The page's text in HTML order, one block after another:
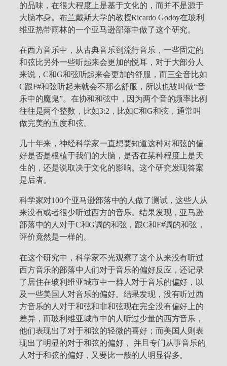
的品味，在很大程度上是基于文化的，而并不是源于
大脑本身。布兰戴斯大学的教授Ricardo Godoy在玻利
维亚热带雨林的一个亚马逊部落中做了这个研究。
在西方音乐中，从古典音乐到流行音乐，一些固定的
和弦比另外一些听起来会更加的悦耳，对于大部分人
来说，C和G和弦听起来会更加的舒服，而三全音比如
C跟F#和弦听起来就会不那么舒服，所以也被叫做“音
乐中的魔鬼”。在协和和弦中，因为两个音的频率比例
往往是两个整数，比如3:2，比如C和G和弦，通常叫
做完美的五度和弦。
几十年来，神经科学家一直想要知道这种对和弦的偏
好是否是根植于我们的大脑，是否在某种程度上是天
生的，还是说取决于文化的影响。这个研究发现答案
是后者。
科学家对100个亚马逊部落中的人做了测试，这些人从
来没有或者很少听过西方的音乐。结果发现，亚马逊
部落中的人对于C和G调的和弦，跟C和F#调的和弦，
评价竟然是一样的。
在这个研究中，科学家不光观察了这个从来没有听过
西方音乐的部落中人们对于音乐的偏好反应，还记录
了居住在玻利维亚城市中一群人对于音乐的偏好，以
及一些美国人对音乐的偏好。结果发现，没有听过西
方音乐的人对于和弦和非和弦现在完全没有偏好上的
差异，而玻利维亚城市中的人听过少量的西方音乐，
他们表现出了对于和弦的轻微的喜好；而美国人则表
现出了明显的对于和弦的偏好， 并且专门从事音乐的
人对于和弦的偏好，又要比一般的人明显得多。